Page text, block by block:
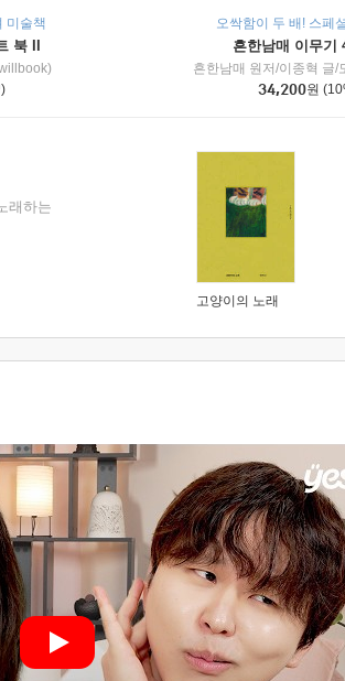
미술책
북 II
)
오싹함이 두 배! 스페
흔한남매 이무기
34,200원
래하는
고양이의 노래